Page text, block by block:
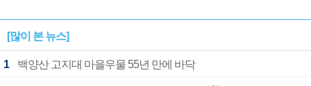
[많이 본 뉴스]
1 백양산 고지대 마을우물 55년 만에 바닥